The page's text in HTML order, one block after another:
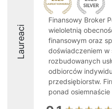
Laureaci
Finansowy Broker
wieloletnią
finansowym oraz
doświadczeniem w
rozbudowanych
odbiorców
przedsiębiorstw.
ponad osiemnaście